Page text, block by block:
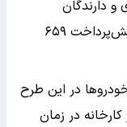
دارندگان
خودروهای فرسوده عرضه می‌شود، مبلغ پیش‌پرداخت ۶۵۹
در این طرح
در زمان